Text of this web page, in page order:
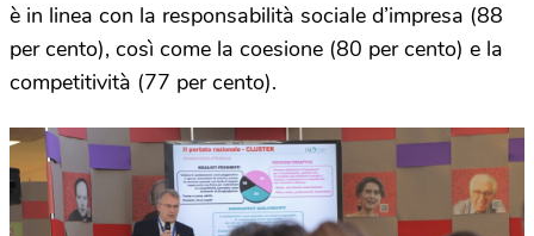
è in linea con la responsabilità sociale d’impresa (88
per cento), così come la coesione (80 per cento) e la
competitività (77 per cento).